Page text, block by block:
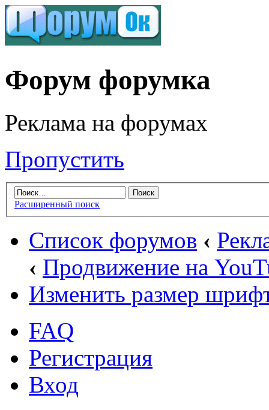
Форум форумка
Реклама на форумах
Пропустить
Расширенный поиск
Список форумов ‹
‹ Продвижение на
Изменить размер
FAQ
Регистрация
Вход